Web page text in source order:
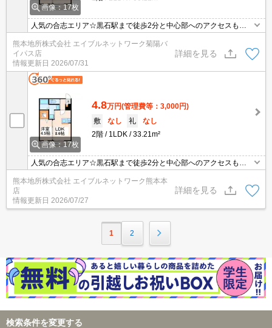
画像：17枚
人気の合志エリア☆黒石駅まで徒歩2分と中心部へのアクセスも良
速で高品質の光インターネットが実現。オートロック・宅配ボック
ス付き。システムキッチン・ウォークインクローゼットなど嬉しい
設備が充実☆2年間限定賃料です。2年経過後は賃料55,000円（ヘヤ
ワリ併用）
熊本地所株式会社 エイブルネットワーク菊陽バ
イパス店
情報更新日 2026/07/31
詳細を見る
画像：17枚
4.8万円(管理費等：3,000円)
敷
なし 礼
なし
2階
1LDK 33.21m²
人気の合志エリア☆黒石駅まで徒歩2分と中心部へのアクセスも良
好です！各住戸すべて光ファイバー配線（各住戸最大1G）なので高
速で高品質の光インターネットが実現。オートロック・宅配ボック
ス付き。システムキッチン・ウォークインクローゼットなど嬉しい
設備が充実☆2年間限定賃料です。2年経過後は賃料55,000円（ヘヤ
ワリ併用）
熊本地所株式会社 エイブルネットワーク熊本本
店
情報更新日 2026/07/27
詳細を見る
1 2
検索条件を変更する